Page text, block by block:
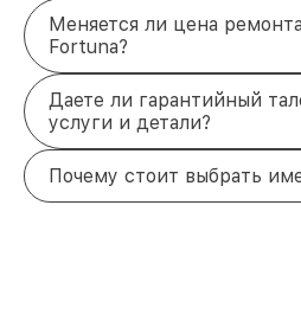
Меняется ли цена
Fortuna?
Даете ли гарантийный
услуги и детали?
Почему стоит выбрать